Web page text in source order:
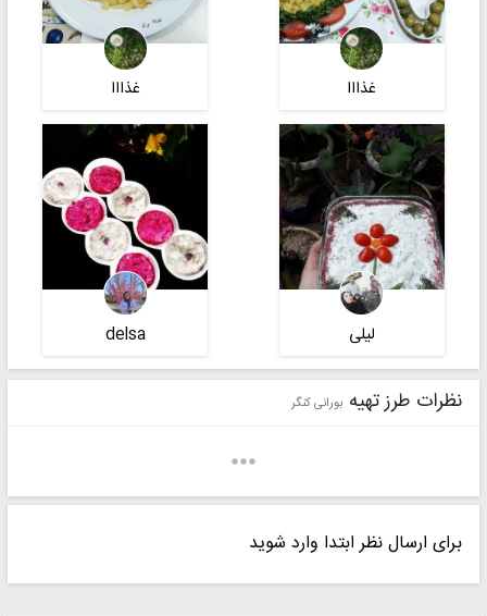
غذااا غذااا
لیلی delsa
Leiloon
HOMAYOONI 7
نظرات طرز تهیه بورانی کنگر
برای ارسال نظر ابتدا وارد شوید